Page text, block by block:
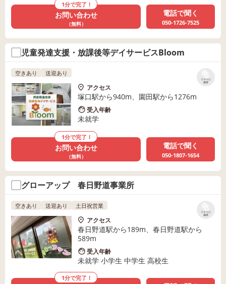
1分で完了！
お問い合わせ
（無料）
電話で聞く
050-1726-7525
児童発達支援・放課後等デイサービスBloom
リストに
保存
空きあり 送迎あり
アクセス
塚口駅から940m、園田駅から1276m
受入年齢
未就学
1分で完了！
お問い合わせ
（無料）
電話で聞く
050-1807-1654
グローアップ 春日野道事業所
リストに
保存
空きあり 送迎あり 土日祝営業
アクセス
春日野道駅から189m、春日野道駅から
589m
受入年齢
未就学 小学生 中学生 高校生
1分で完了！